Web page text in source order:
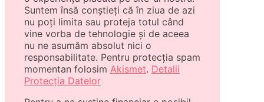
Suntem însă conștieți că în ziua de azi
nu poți limita sau proteja totul când
vine vorba de tehnologie și de aceea
nu ne asumăm absolut nici o
responsabilitate. Pentru protecția spam
momentan folosim Akismet. Detalii
Protecția Datelor